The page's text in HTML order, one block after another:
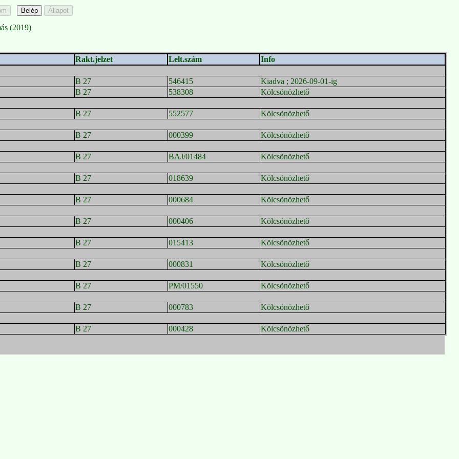
(2019)
Rakt.jelzet Lelt.szám Info
B 27 546415
Kiadva ; 2026-09-01-ig
B 27
538308 Kölcsönözhető
B 27 552577 Kölcsönözhető
B 27 000399 Kölcsönözhető
B 27 BAJ/01484 Kölcsönözhető
B 27 018639 Kölcsönözhető
B 27 000684 Kölcsönözhető
B 27 000406 Kölcsönözhető
B 27 015413 Kölcsönözhető
B 27 000831 Kölcsönözhető
B 27 PM/01550 Kölcsönözhető
B 27 000783 Kölcsönözhető
B 27 000428 Kölcsönözhető